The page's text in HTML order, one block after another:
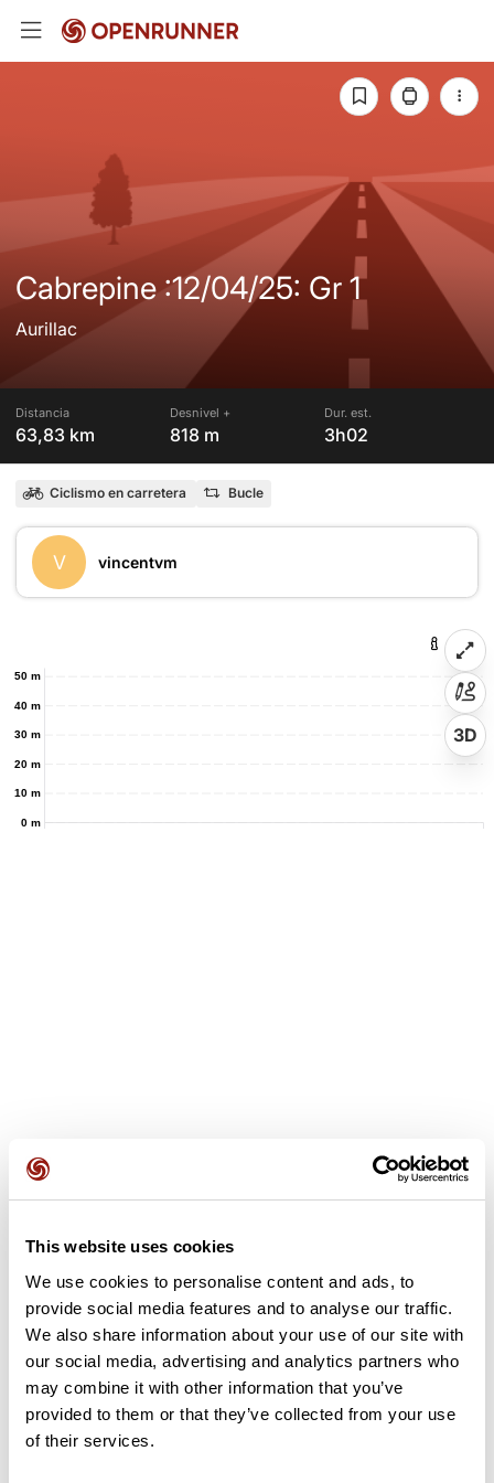
This website uses cookies
We use cookies to personalise content and ads, to
provide social media features and to analyse our traffic.
We also share information about your use of our site with
our social media, advertising and analytics partners who
may combine it with other information that you’ve
provided to them or that they’ve collected from your use
of their services.
Cabrepine :12/04/25: Gr 1
Aurillac
Distancia
63,83 km
Desnivel +
818 m
Dur. est.
3h02
Ciclismo en carretera Bucle
V vincentvm
0 m
10 m
20 m
30 m
40 m
50 m
3D
Opiniones de los usuarios
Este recorrido aún no contiene opiniones. ¿Ya lo has
completado? ¡Deja la primera opinión!
Añadir una opinión